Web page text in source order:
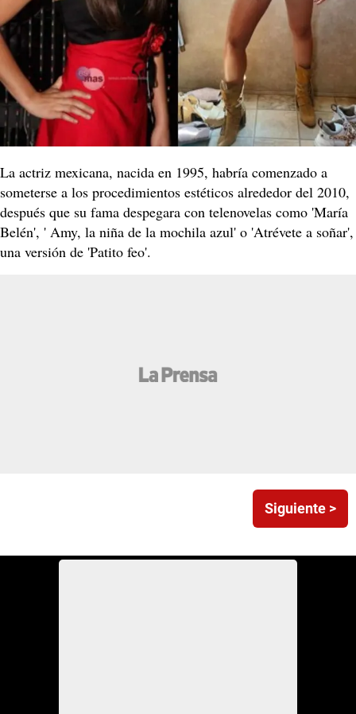
La actriz mexicana, nacida en 1995, habría comenzado a
someterse a los procedimientos estéticos alrededor del 2010,
después que su fama despegara con telenovelas como 'María
Belén', ' Amy, la niña de la mochila azul' o 'Atrévete a soñar',
una versión de 'Patito feo'.
Siguiente >